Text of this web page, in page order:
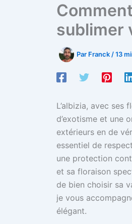
sublimer
Par Franck /13
L’albizia, avec
d’exotisme et une
extérieurs en de
essentiel de
une protection
et sa floraison
de bien choisir sa
je vous
élégant.